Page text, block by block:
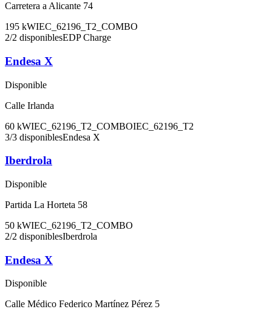
Carretera a Alicante 74
195 kWIEC_62196_T2_COMBO
2/2 disponiblesEDP Charge
Endesa X
Disponible
Calle Irlanda
60 kWIEC_62196_T2_COMBOIEC_62196_T2
3/3 disponiblesEndesa X
Iberdrola
Disponible
Partida La Horteta 58
50 kWIEC_62196_T2_COMBO
2/2 disponiblesIberdrola
Endesa X
Disponible
Calle Médico Federico Martínez Pérez 5